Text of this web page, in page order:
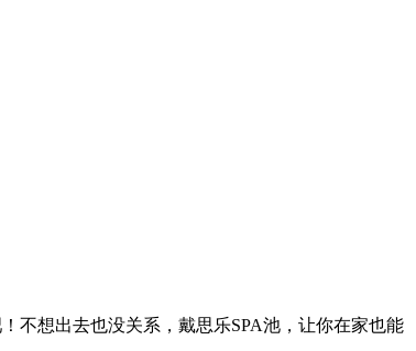
不想出去也没关系，戴思乐SPA池，让你在家也能